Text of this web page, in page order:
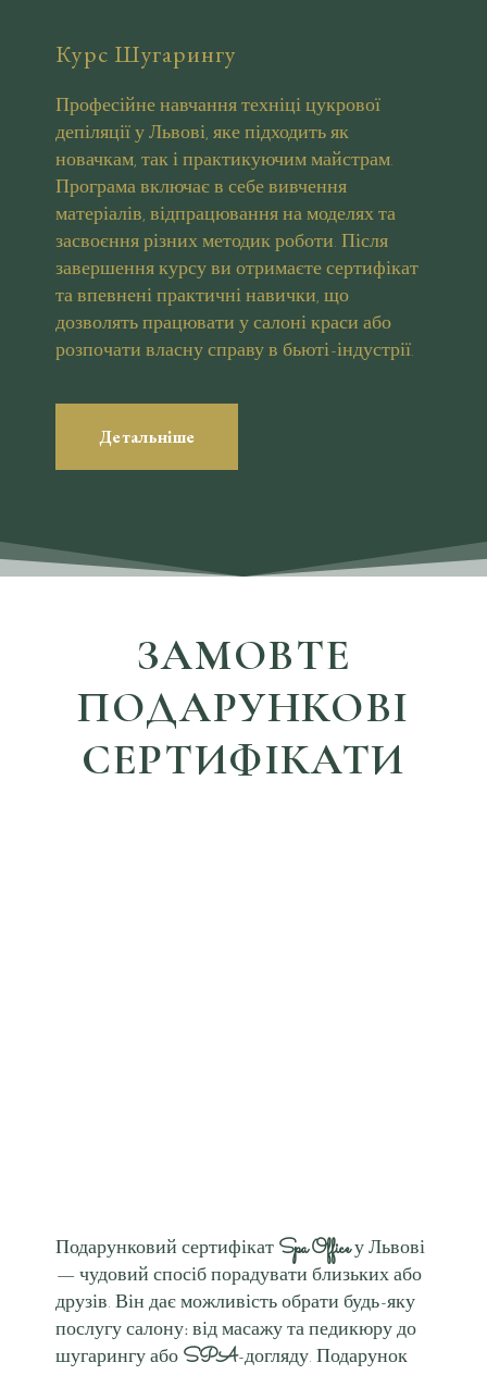
Курс Шугарингу
Професійне навчання техніці цукрової
депіляції у Львові, яке підходить як
новачкам, так і практикуючим майстрам.
Програма включає в себе вивчення
матеріалів, відпрацювання на моделях та
засвоєння різних методик роботи. Після
завершення курсу ви отримаєте сертифікат
та впевнені практичні навички, що
дозволять працювати у салоні краси або
розпочати власну справу в бьюті-індустрії.
Детальніше
ЗАМОВТЕ
ПОДАРУНКОВІ
СЕРТИФІКАТИ
Подарунковий сертифікатSpa Officeу Львові
— чудовий спосіб порадувати близьких або
друзів. Він дає можливість обрати будь-яку
послугу салону:від масажу та педикюру до
шугарингу абоSPA-догляду. Подарунок